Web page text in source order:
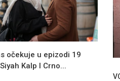
očekuje u epizodi 19
Kalp I Crno...
u serijama Kulup,